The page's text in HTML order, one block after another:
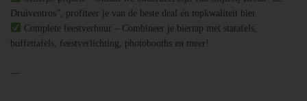
Druiventros”, profiteer je van de beste deal én topkwaliteit bier.
Complete feestverhuur – Combineer je biertap met statafels,
buffettafels, feestverlichting, photobooths en meer!
—